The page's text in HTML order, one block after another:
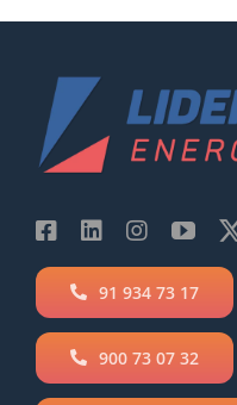
91 934 73 17
900 73 07 32